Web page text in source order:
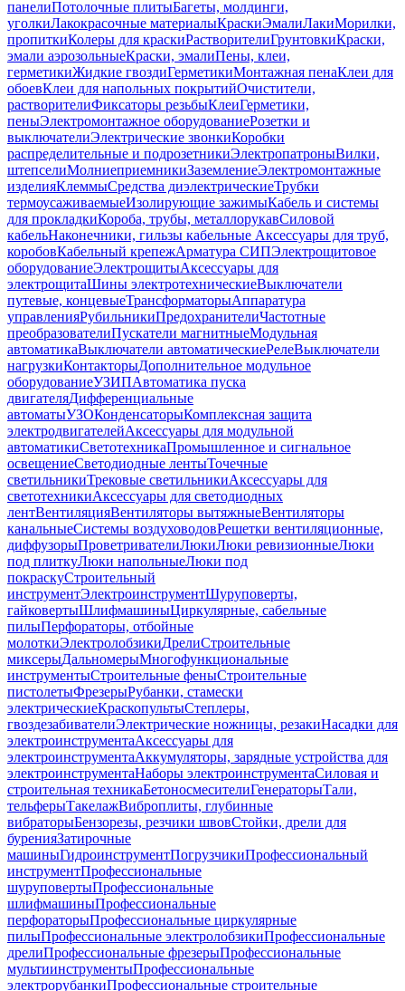
панелиПотолочные плитыБагеты, молдинги,
уголкиЛакокрасочные материалыКраскиЭмалиЛакиМорилки,
пропиткиКолеры для краскиРастворителиГрунтовкиКраски,
эмали аэрозольныеКраски, эмалиПены, клеи,
герметикиЖидкие гвоздиГерметикиМонтажная пенаКлеи для
обоевКлеи для напольных покрытийОчистители,
растворителиФиксаторы резьбыКлеиГерметики,
пеныЭлектромонтажное оборудованиеРозетки и
выключателиЭлектрические звонкиКоробки
распределительные и подрозетникиЭлектропатроныВилки,
штепселиМолниеприемникиЗаземлениеЭлектромонтажные
изделияКлеммыСредства диэлектрическиеТрубки
термоусаживаемыеИзолирующие зажимыКабель и системы
для прокладкиКороба, трубы, металлорукавСиловой
кабельНаконечники, гильзы кабельные Аксессуары для труб,
коробовКабельный крепежАрматура СИПЭлектрощитовое
оборудованиеЭлектрощитыАксессуары для
электрощитаШины электротехническиеВыключатели
путевые, концевыеТрансформаторыАппаратура
управленияРубильникиПредохранителиЧастотные
преобразователиПускатели магнитныеМодульная
автоматикаВыключатели автоматическиеРелеВыключатели
нагрузкиКонтакторыДополнительное модульное
оборудованиеУЗИПАвтоматика пуска
двигателяДифференциальные
автоматыУЗОКонденсаторыКомплексная защита
электродвигателейАксессуары для модульной
автоматикиСветотехникаПромышленное и сигнальное
освещениеСветодиодные лентыТочечные
светильникиТрековые светильникиАксессуары для
светотехникиАксессуары для светодиодных
лентВентиляцияВентиляторы вытяжныеВентиляторы
канальныеСистемы воздуховодовРешетки вентиляционные,
диффузорыПроветривателиЛюкиЛюки ревизионныеЛюки
под плиткуЛюки напольныеЛюки под
покраскуСтроительный
инструментЭлектроинструментШуруповерты,
гайковертыШлифмашиныЦиркулярные, сабельные
пилыПерфораторы, отбойные
молоткиЭлектролобзикиДрелиСтроительные
миксерыДальномерыМногофункциональные
инструментыСтроительные феныСтроительные
пистолетыФрезерыРубанки, стамески
электрическиеКраскопультыСтеплеры,
гвоздезабивателиЭлектрические ножницы, резакиНасадки для
электроинструментаАксессуары для
электроинструментаАккумуляторы, зарядные устройства для
электроинструментаНаборы электроинструментаСиловая и
строительная техникаБетоносмесителиГенераторыТали,
тельферыТакелажВиброплиты, глубинные
вибраторыБензорезы, резчики швовСтойки, дрели для
буренияЗатирочные
машиныГидроинструментПогрузчикиПрофессиональный
инструментПрофессиональные
шуруповертыПрофессиональные
шлифмашиныПрофессиональные
перфораторыПрофессиональные циркулярные
пилыПрофессиональные электролобзикиПрофессиональные
дрелиПрофессиональные фрезерыПрофессиональные
мультиинструментыПрофессиональные
электрорубанкиПрофессиональные строительные